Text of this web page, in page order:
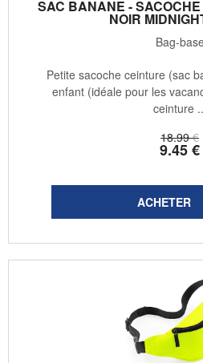
SAC BANANE -
NOIR
Bag-
18.99 €
9.45€
Petite sacoche ceinture (sac
enfant (idéale pour les
ceinture